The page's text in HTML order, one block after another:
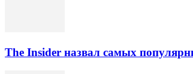
The Insider назвал самых